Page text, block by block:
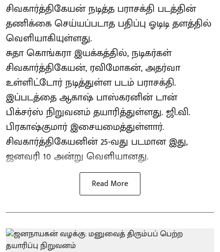
சிவகார்த்திகேயன் நடித்த பராசக்தி படத்தின்
தணிக்கை செய்யப்படாத பதிப்பு ஓடிடி தளத்தில்
வெளியாகியுள்ளது.
சுதா கொங்கரா இயக்கத்தில், நடிகர்கள்
சிவகார்த்திகேயன், ரவிமோகன், அதர்வா
உள்ளிட்டோர் நடித்துள்ள படம் பராசக்தி.
இப்படத்தை ஆகாஷ் பாஸ்கரனின் டான்
பிக்சர்ஸ் நிறுவனம் தயாரித்துள்ளது. ஜி.வி.
பிரகாஷ்குமார் இசையமைத்துள்ளார்.
சிவகார்த்திகேயனின் 25-வது படமான இது,
ஜனவரி 10 அன்று வெளியானது.
Read More